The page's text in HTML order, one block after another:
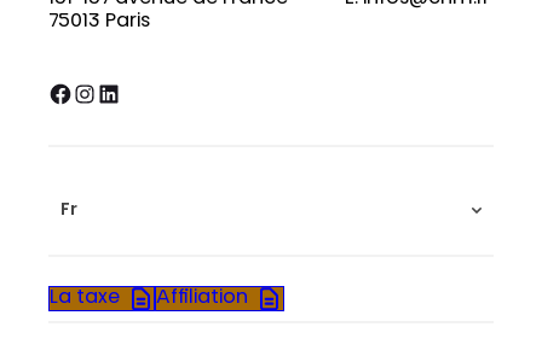
75013 Paris
Facebook InstagramLinkedIn
Fr
La taxe Affiliation